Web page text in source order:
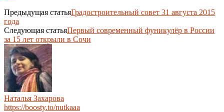
Предыдущая статьяГрадостроительный совет 31 августа 2015
года
Следующая статьяПервый современный фуникулёр в России
за 15 лет открыли в Сочи
Наталья Захарова
https://boosty.to/nutkaaa